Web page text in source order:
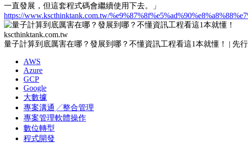
一直發展，但這套程式碼會繼續使用下去。」
https://www.kscthinktank.com.tw/
kscthinktank.com.tw
量子計算到底厲害在哪？發展到哪？不懂資訊工程看這1本就懂！ | 先
AWS
Azure
GCP
Google
大數據
專案溝通╱整合管理
專案管理軟體操作
數位轉型
程式開發